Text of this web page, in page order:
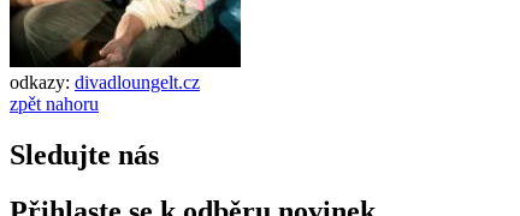
odkazy: divadloungelt.cz
zpět nahoru
Sledujte nás